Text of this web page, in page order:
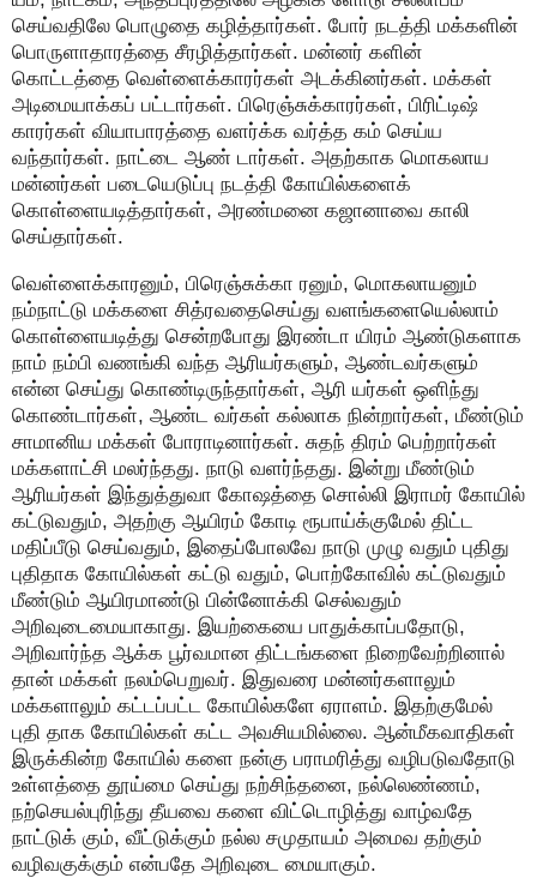
செய்வதிலே பொழுதை கழித்தார்கள். போர் நடத்தி மக்களின்
பொருளாதாரத்தை சீரழித்தார்கள். மன்னர் களின்
கொட்டத்தை வெள்ளைக்காரர்கள் அடக்கினர்கள். மக்கள்
அடிமையாக்கப் பட்டார்கள். பிரெஞ்சுக்காரர்கள், பிரிட்டிஷ்
காரர்கள் வியாபாரத்தை வளர்க்க வர்த்த கம் செய்ய
வந்தார்கள். நாட்டை ஆண் டார்கள். அதற்காக மொகலாய
மன்னர்கள் படையெடுப்பு நடத்தி கோயில்களைக்
கொள்ளையடித்தார்கள், அரண்மனை கஜானாவை காலி
செய்தார்கள்.
வெள்ளைக்காரனும், பிரெஞ்சுக்கா ரனும், மொகலாயனும்
நம்நாட்டு மக்களை சித்ரவதைசெய்து வளங்களையெல்லாம்
கொள்ளையடித்து சென்றபோது இரண்டா யிரம் ஆண்டுகளாக
நாம் நம்பி வணங்கி வந்த ஆரியர்களும், ஆண்டவர்களும்
என்ன செய்து கொண்டிருந்தார்கள், ஆரி யர்கள் ஒளிந்து
கொண்டார்கள், ஆண்ட வர்கள் கல்லாக நின்றார்கள், மீண்டும்
சாமானிய மக்கள் போராடினார்கள். சுதந் திரம் பெற்றார்கள்
மக்களாட்சி மலர்ந்தது. நாடு வளர்ந்தது. இன்று மீண்டும்
ஆரியர்கள் இந்துத்துவா கோஷத்தை சொல்லி இராமர் கோயில்
கட்டுவதும், அதற்கு ஆயிரம் கோடி ரூபாய்க்குமேல் திட்ட
மதிப்பீடு செய்வதும், இதைப்போலவே நாடு முழு வதும் புதிது
புதிதாக கோயில்கள் கட்டு வதும், பொற்கோவில் கட்டுவதும்
மீண்டும் ஆயிரமாண்டு பின்னோக்கி செல்வதும்
அறிவுடைமையாகாது. இயற்கையை பாதுக்காப்பதோடு,
அறிவார்ந்த ஆக்க பூர்வமான திட்டங்களை நிறைவேற்றினால்
தான் மக்கள் நலம்பெறுவர். இதுவரை மன்னர்களாலும்
மக்களாலும் கட்டப்பட்ட கோயில்களே ஏராளம். இதற்குமேல்
புதி தாக கோயில்கள் கட்ட அவசியமில்லை. ஆன்மீகவாதிகள்
இருக்கின்ற கோயில் களை நன்கு பராமரித்து வழிபடுவதோடு
உள்ளத்தை தூய்மை செய்து நற்சிந்தனை, நல்லெண்ணம்,
நற்செயல்புரிந்து தீயவை களை விட்டொழித்து வாழ்வதே
நாட்டுக் கும், வீட்டுக்கும் நல்ல சமுதாயம் அமைவ தற்கும்
வழிவகுக்கும் என்பதே அறிவுடை மையாகும்.